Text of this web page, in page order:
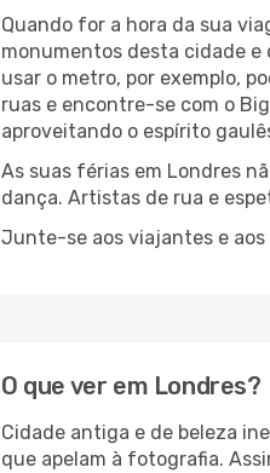
Quando for a hora da sua
monumentos desta cidade e
usar o metro, por exemplo,
ruas e encontre-se com o
aproveitando o espírito
As suas férias em Londres
dança. Artistas de rua e
Junte-se aos viajantes e
O que ver em Londres?
Cidade antiga e de beleza
que apelam à fotografia.